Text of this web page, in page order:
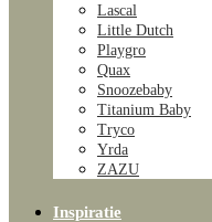
Lascal
Little Dutch
Playgro
Quax
Snoozebaby
Titanium Baby
Tryco
Yrda
ZAZU
Inspiratie